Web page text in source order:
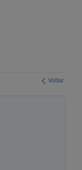
Voltar